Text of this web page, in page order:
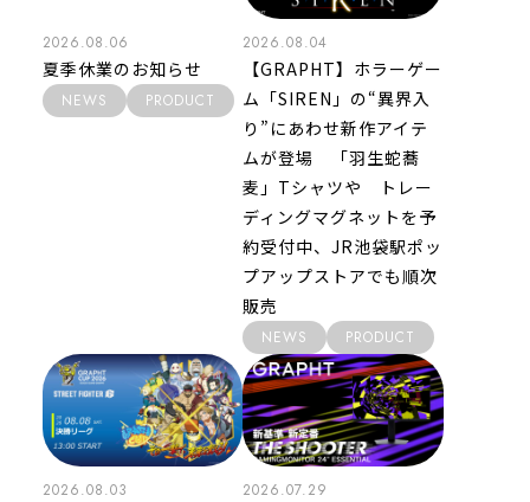
2026.08.06
夏季休業のお知らせ
NEWS PRODUCT
2026.08.04
【GRAPHT】ホラーゲー
ム「SIREN」の“異界入
り”にあわせ新作アイテ
ムが登場 「羽生蛇蕎
麦」Tシャツや トレー
ディングマグネットを予
約受付中、JR池袋駅ポッ
プアップストアでも順次
販売
NEWS PRODUCT
2026.08.03 2026.07.29